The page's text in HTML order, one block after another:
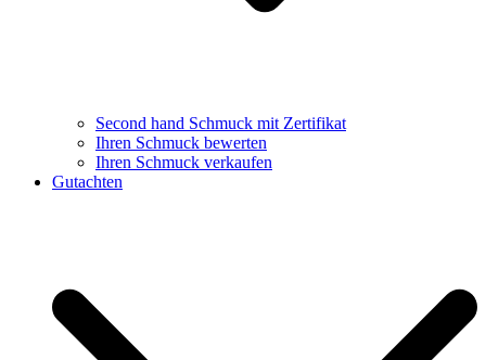
Second hand Schmuck mit Zertifikat
Ihren Schmuck bewerten
Ihren Schmuck verkaufen
Gutachten